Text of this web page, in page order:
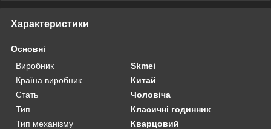
Характеристики
Основні
Виробник
Skmei
Країна виробник
Китай
Стать
Чоловіча
Тип
Класичні годинник
Тип механізму
Кварцовий